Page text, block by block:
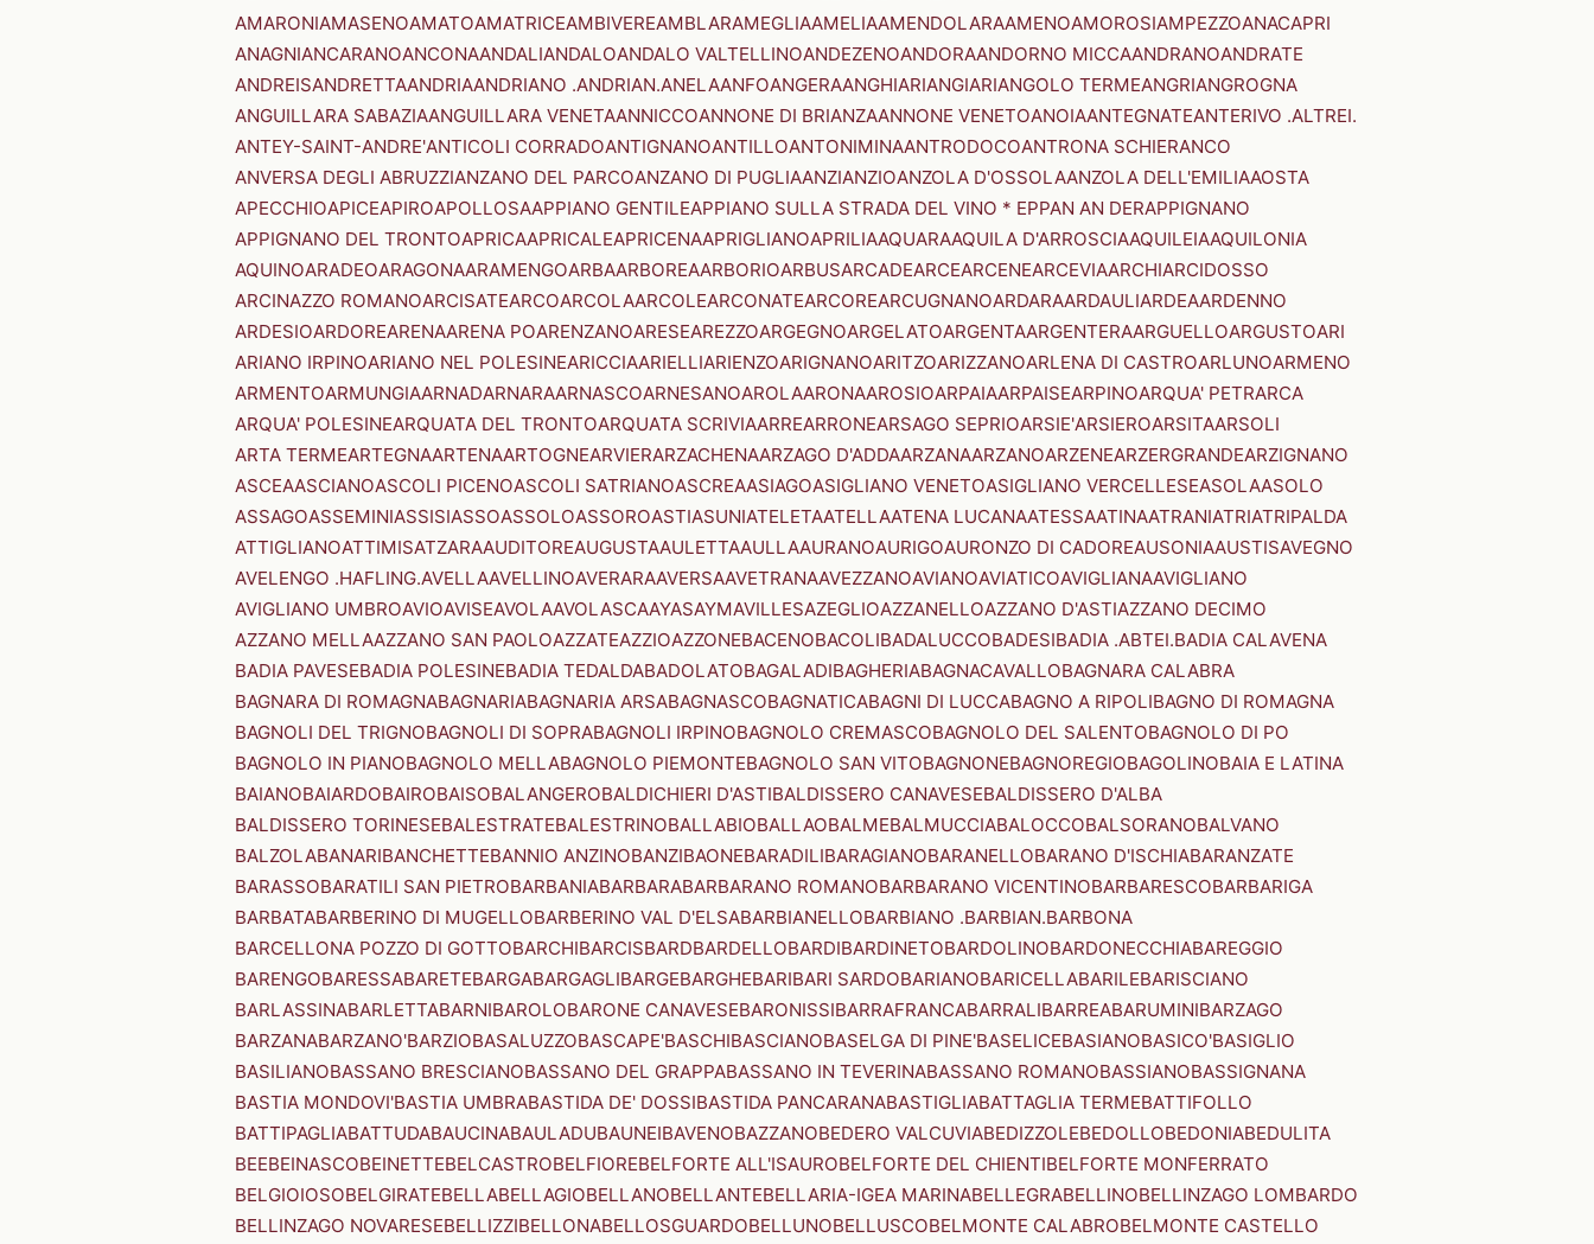
AMARONIAMASENOAMATOAMATRICEAMBIVEREAMBLARAMEGLIAAMELIAAMENDOLARAAMENOAMOROSIAMPEZZOANACAPRI
ANAGNIANCARANOANCONAANDALIANDALOANDALO VALTELLINOANDEZENOANDORAANDORNO MICCAANDRANOANDRATE
ANDREISANDRETTAANDRIAANDRIANO .ANDRIAN.ANELAANFOANGERAANGHIARIANGIARIANGOLO TERMEANGRIANGROGNA
ANGUILLARA SABAZIAANGUILLARA VENETAANNICCOANNONE DI BRIANZAANNONE VENETOANOIAANTEGNATEANTERIVO .ALTREI.
ANTEY-SAINT-ANDRE'ANTICOLI CORRADOANTIGNANOANTILLOANTONIMINAANTRODOCOANTRONA SCHIERANCO
ANVERSA DEGLI ABRUZZIANZANO DEL PARCOANZANO DI PUGLIAANZIANZIOANZOLA D'OSSOLAANZOLA DELL'EMILIAAOSTA
APECCHIOAPICEAPIROAPOLLOSAAPPIANO GENTILEAPPIANO SULLA STRADA DEL VINO * EPPAN AN DERAPPIGNANO
APPIGNANO DEL TRONTOAPRICAAPRICALEAPRICENAAPRIGLIANOAPRILIAAQUARAAQUILA D'ARROSCIAAQUILEIAAQUILONIA
AQUINOARADEOARAGONAARAMENGOARBAARBOREAARBORIOARBUSARCADEARCEARCENEARCEVIAARCHIARCIDOSSO
ARCINAZZO ROMANOARCISATEARCOARCOLAARCOLEARCONATEARCOREARCUGNANOARDARAARDAULIARDEAARDENNO
ARDESIOARDOREARENAARENA POARENZANOARESEAREZZOARGEGNOARGELATOARGENTAARGENTERAARGUELLOARGUSTOARI
ARIANO IRPINOARIANO NEL POLESINEARICCIAARIELLIARIENZOARIGNANOARITZOARIZZANOARLENA DI CASTROARLUNOARMENO
ARMENTOARMUNGIAARNADARNARAARNASCOARNESANOAROLAARONAAROSIOARPAIAARPAISEARPINOARQUA' PETRARCA
ARQUA' POLESINEARQUATA DEL TRONTOARQUATA SCRIVIAARREARRONEARSAGO SEPRIOARSIE'ARSIEROARSITAARSOLI
ARTA TERMEARTEGNAARTENAARTOGNEARVIERARZACHENAARZAGO D'ADDAARZANAARZANOARZENEARZERGRANDEARZIGNANO
ASCEAASCIANOASCOLI PICENOASCOLI SATRIANOASCREAASIAGOASIGLIANO VENETOASIGLIANO VERCELLESEASOLAASOLO
ASSAGOASSEMINIASSISIASSOASSOLOASSOROASTIASUNIATELETAATELLAATENA LUCANAATESSAATINAATRANIATRIATRIPALDA
ATTIGLIANOATTIMISATZARAAUDITOREAUGUSTAAULETTAAULLAAURANOAURIGOAURONZO DI CADOREAUSONIAAUSTISAVEGNO
AVELENGO .HAFLING.AVELLAAVELLINOAVERARAAVERSAAVETRANAAVEZZANOAVIANOAVIATICOAVIGLIANAAVIGLIANO
AVIGLIANO UMBROAVIOAVISEAVOLAAVOLASCAAYASAYMAVILLESAZEGLIOAZZANELLOAZZANO D'ASTIAZZANO DECIMO
AZZANO MELLAAZZANO SAN PAOLOAZZATEAZZIOAZZONEBACENOBACOLIBADALUCCOBADESIBADIA .ABTEI.BADIA CALAVENA
BADIA PAVESEBADIA POLESINEBADIA TEDALDABADOLATOBAGALADIBAGHERIABAGNACAVALLOBAGNARA CALABRA
BAGNARA DI ROMAGNABAGNARIABAGNARIA ARSABAGNASCOBAGNATICABAGNI DI LUCCABAGNO A RIPOLIBAGNO DI ROMAGNA
BAGNOLI DEL TRIGNOBAGNOLI DI SOPRABAGNOLI IRPINOBAGNOLO CREMASCOBAGNOLO DEL SALENTOBAGNOLO DI PO
BAGNOLO IN PIANOBAGNOLO MELLABAGNOLO PIEMONTEBAGNOLO SAN VITOBAGNONEBAGNOREGIOBAGOLINOBAIA E LATINA
BAIANOBAIARDOBAIROBAISOBALANGEROBALDICHIERI D'ASTIBALDISSERO CANAVESEBALDISSERO D'ALBA
BALDISSERO TORINESEBALESTRATEBALESTRINOBALLABIOBALLAOBALMEBALMUCCIABALOCCOBALSORANOBALVANO
BALZOLABANARIBANCHETTEBANNIO ANZINOBANZIBAONEBARADILIBARAGIANOBARANELLOBARANO D'ISCHIABARANZATE
BARASSOBARATILI SAN PIETROBARBANIABARBARABARBARANO ROMANOBARBARANO VICENTINOBARBARESCOBARBARIGA
BARBATABARBERINO DI MUGELLOBARBERINO VAL D'ELSABARBIANELLOBARBIANO .BARBIAN.BARBONA
BARCELLONA POZZO DI GOTTOBARCHIBARCISBARDBARDELLOBARDIBARDINETOBARDOLINOBARDONECCHIABAREGGIO
BARENGOBARESSABARETEBARGABARGAGLIBARGEBARGHEBARIBARI SARDOBARIANOBARICELLABARILEBARISCIANO
BARLASSINABARLETTABARNIBAROLOBARONE CANAVESEBARONISSIBARRAFRANCABARRALIBARREABARUMINIBARZAGO
BARZANABARZANO'BARZIOBASALUZZOBASCAPE'BASCHIBASCIANOBASELGA DI PINE'BASELICEBASIANOBASICO'BASIGLIO
BASILIANOBASSANO BRESCIANOBASSANO DEL GRAPPABASSANO IN TEVERINABASSANO ROMANOBASSIANOBASSIGNANA
BASTIA MONDOVI'BASTIA UMBRABASTIDA DE' DOSSIBASTIDA PANCARANABASTIGLIABATTAGLIA TERMEBATTIFOLLO
BATTIPAGLIABATTUDABAUCINABAULADUBAUNEIBAVENOBAZZANOBEDERO VALCUVIABEDIZZOLEBEDOLLOBEDONIABEDULITA
BEEBEINASCOBEINETTEBELCASTROBELFIOREBELFORTE ALL'ISAUROBELFORTE DEL CHIENTIBELFORTE MONFERRATO
BELGIOIOSOBELGIRATEBELLABELLAGIOBELLANOBELLANTEBELLARIA-IGEA MARINABELLEGRABELLINOBELLINZAGO LOMBARDO
BELLINZAGO NOVARESEBELLIZZIBELLONABELLOSGUARDOBELLUNOBELLUSCOBELMONTE CALABROBELMONTE CASTELLO